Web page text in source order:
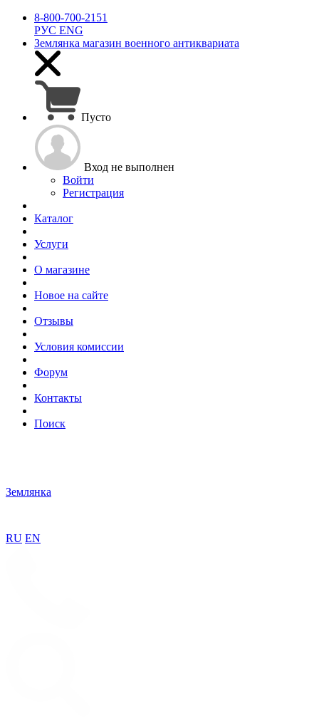
8-800-700-2151
РУС ENG
Землянка магазин военного антиквариата
Пусто
Вход не выполнен
Войти
Регистрация
Каталог
Услуги
О магазине
Новое на сайте
Отзывы
Условия комиссии
Форум
Контакты
Поиск
Землянка
RU EN